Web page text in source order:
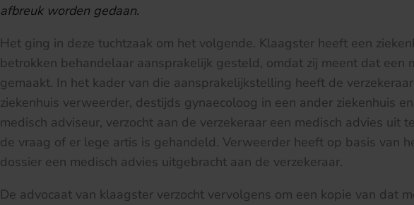
afbreuk worden gedaan.
Het ging in deze tuchtzaak om het volgende. Klaagster heeft een
betrokken behandelaar aansprakelijk gesteld, omdat zij meent dat een
gemaakt. In het kader van die aansprakelijkstelling heeft de
ziekenhuis verweerder, destijds gynaecoloog in een ander ziekenhuis
medisch adviseur, verzocht aan de verzekeraar een medisch advies uit
de vraag of er lege artis is gehandeld. Verweerder heeft op basis van
dossier een medisch advies uitgebracht aan de verzekeraar.
De advocaat van klaagster verzocht vervolgens om een kopie van dat